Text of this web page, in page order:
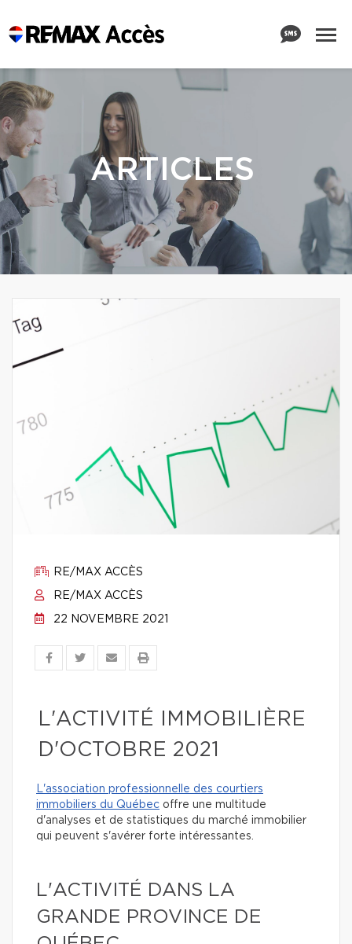
ARTICLES
RE/MAX ACCÈS
RE/MAX ACCÈS
22 NOVEMBRE 2021
L'ACTIVITÉ IMMOBILIÈRE
D'OCTOBRE 2021
L'association professionnelle des courtiers
immobiliers du Québec offre une multitude
d'analyses et de statistiques du marché immobilier
qui peuvent s'avérer forte intéressantes.
L'ACTIVITÉ DANS LA
GRANDE PROVINCE DE